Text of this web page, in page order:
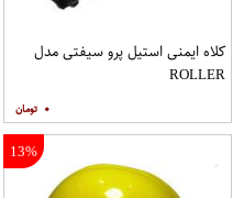
کلاه ایمنی استیل پرو سیفتی مدل
ROLLER
۰
13%